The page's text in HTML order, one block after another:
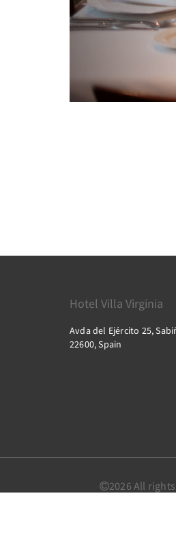
Hotel Villa Virginia
Avda del Ejército 25,
22600, Spain
2026 All